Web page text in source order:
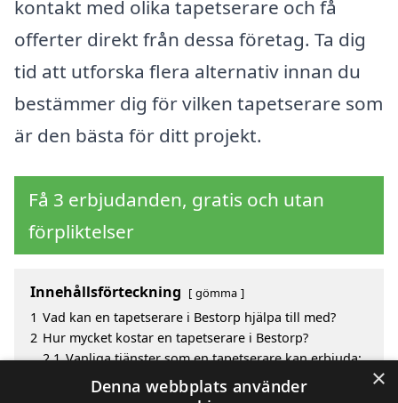
kontakt med olika tapetserare och få
offerter direkt från dessa företag. Ta dig
tid att utforska flera alternativ innan du
bestämmer dig för vilken tapetserare som
är den bästa för ditt projekt.
Få 3 erbjudanden, gratis och utan
förpliktelser
Innehållsförteckning gömma
1 Vad kan en tapetserare i Bestorp hjälpa till med?
2 Hur mycket kostar en tapetserare i Bestorp?
2.1 Vanliga tjänster som en tapetserare kan erbjuda:
Fördelar med att välja tapetserare i Bestorp
Sök efter en skicklig tapetserare i de omgivande
×
Denna webbplats använder